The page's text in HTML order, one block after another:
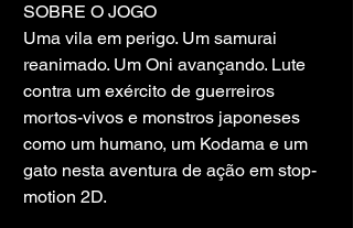
SOBRE O JOGO
Uma vila em perigo. Um samurai
reanimado. Um Oni avançando. Lute
contra um exército de guerreiros
mortos-vivos e monstros japoneses
como um humano, um Kodama e um
gato nesta aventura de ação em stop-
motion 2D.